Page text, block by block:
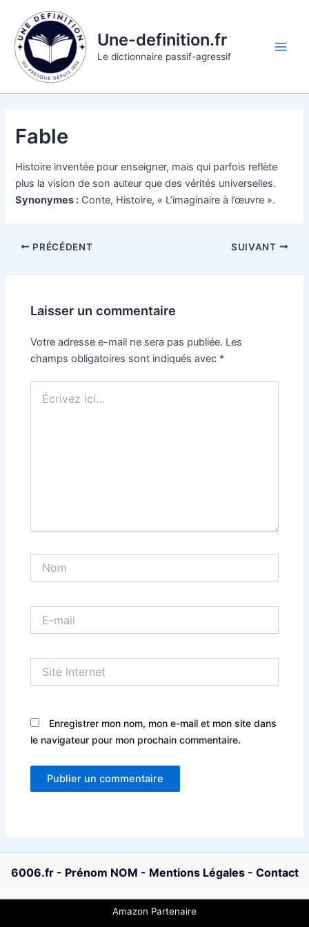
contenu
Une-definition.fr
Le dictionnaire passif-agressif
Fable
Histoire inventée pour enseigner, mais qui parfois reflète
plus la vision de son auteur que des vérités universelles.
Synonymes : Conte, Histoire, « L’imaginaire à l’œuvre ».
PRÉCÉDENT SUIVANT
Laisser un commentaire
Votre adresse e-mail ne sera pas publiée. Les
champs obligatoires sont indiqués avec *
ici…
mail
Internet
Enregistrer mon nom, mon e-mail et mon site dans
le navigateur pour mon prochain commentaire.
6006.fr- Prénom NOM - Mentions Légales- Contact
Amazon Partenaire